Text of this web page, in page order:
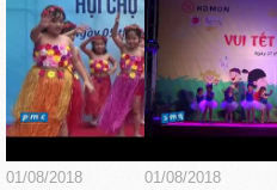
01/08/2018
01/08/2018